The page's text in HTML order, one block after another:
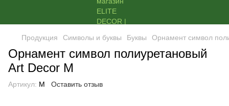
Продукция Символы и буквы Буквы Орнамент символ
Орнамент символ полиуретановый
Art Decor M
Артикул: M Оставить отзыв